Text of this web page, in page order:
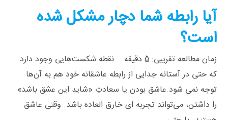
آیا رابطه‌ شما دچار مشکل شده
است؟
زمان مطالعه تقریبی: 5 دقیقه نقطه شکست‌هایی وجود دارد
که حتی در آستانه جدایی از رابطه عاشقانه خود هم به آن‌ها
توجه نمی شود.عاشق بودن یا سعادتِ «شاید این عشق باشد»
را داشتن، می‌تواند تجربه‌ ای خارق‌ العاده باشد. وقتی عاشق